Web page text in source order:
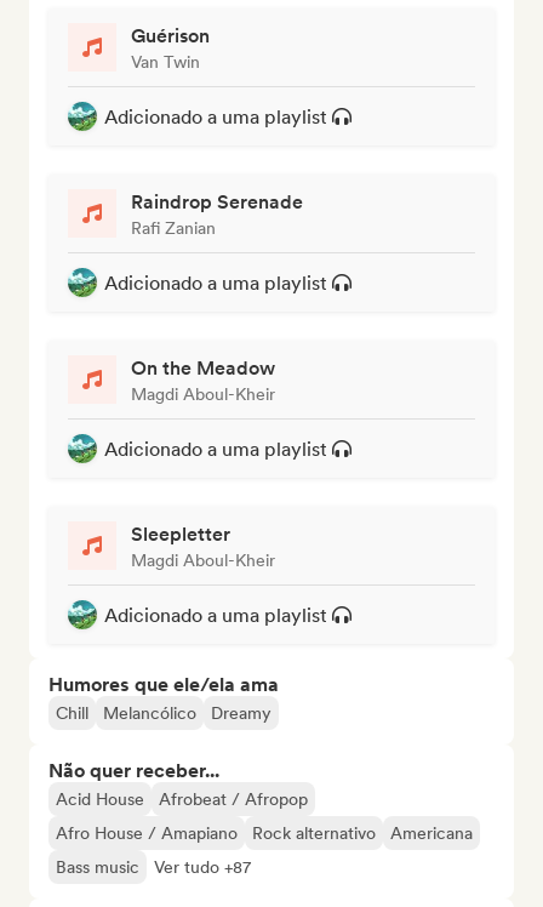
Guérison
Van Twin
Adicionado a uma playlist
Raindrop Serenade
Rafi Zanian
Adicionado a uma playlist
On the Meadow
Magdi Aboul-Kheir
Adicionado a uma playlist
Sleepletter
Magdi Aboul-Kheir
Adicionado a uma playlist
Humores que ele/ela ama
Chill Melancólico Dreamy
Não quer receber...
Acid House
Afrobeat / Afropop
Afro House / Amapiano
Rock alternativo
Americana
Bass music
Ver tudo +87